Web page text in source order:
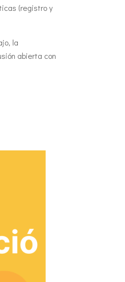
(registro y
la
abierta con